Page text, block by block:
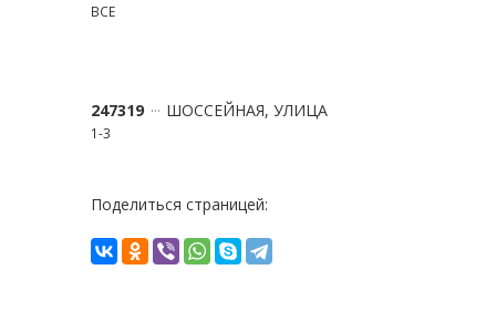
ВСЕ
247319 ШОССЕЙНАЯ, УЛИЦА
1-3
Поделиться страницей: